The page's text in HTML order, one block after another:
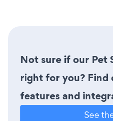
Not sure if our Pet
right for you? Find
features and
See